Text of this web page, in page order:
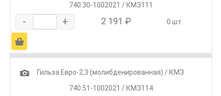
740.30-1002021 / КМЗ111
- + 2 191 ₽ 0 шт.
Ä
1
Гильза Евро-2,3 (молибденированная) / КМЗ
740.51-1002021 / КМЗ114